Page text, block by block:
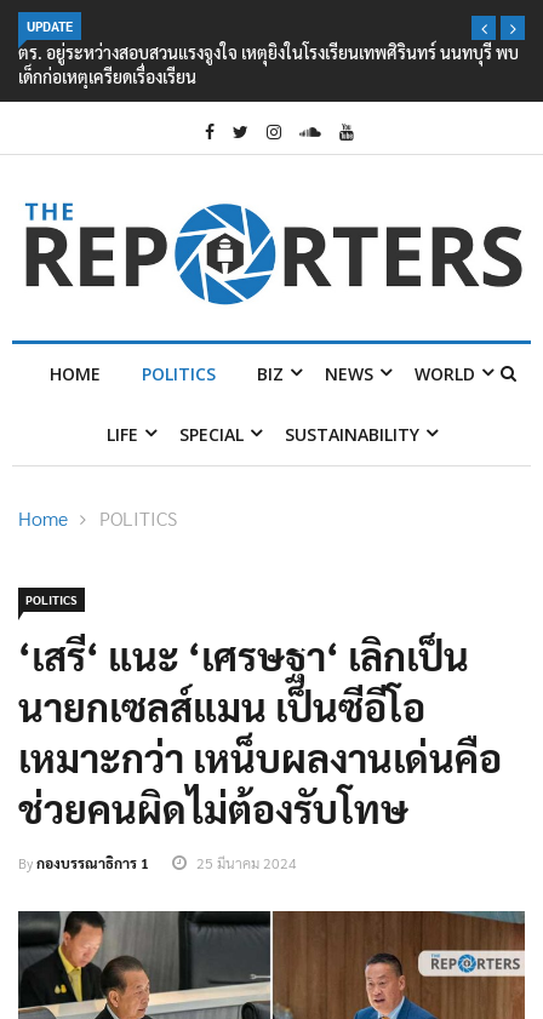
UPDATE
ตร. อยู่ระหว่างสอบสวนแรงจูงใจ เหตุยิงในโรงเรียนเทพศิรินทร์ นนทบุรี พบ
เด็กก่อเหตุเครียดเรื่องเรียน
HOME POLITICS BIZ NEWS WORLD
LIFE SPECIAL SUSTAINABILITY
Home POLITICS
POLITICS
‘เสรี‘ แนะ ‘เศรษฐา‘ เลิกเป็น
นายกเซลส์แมน เป็นซีอีโอ
เหมาะกว่า เหน็บผลงานเด่นคือ
ช่วยคนผิดไม่ต้องรับโทษ
Byกองบรรณาธิการ 1 25 มีนาคม 2024